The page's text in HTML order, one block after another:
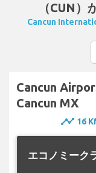
（CUN
Cancun
Cancun
Cancun MX
timeline 16
エコノミーク